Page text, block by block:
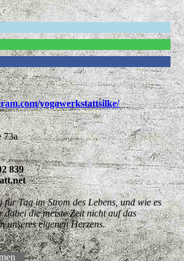
yogawerkstattsilke/
73a
839
für Tag im Strom des Lebens, und wie es
dabei die meiste Zeit nicht auf das
unseres eigenen Herzens.